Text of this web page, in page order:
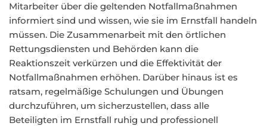
Mitarbeiter über die geltenden Notfallmaßnahmen
informiert sind und wissen, wie sie im Ernstfall handeln
müssen. Die Zusammenarbeit mit den örtlichen
Rettungsdiensten und Behörden kann die
Reaktionszeit verkürzen und die Effektivität der
Notfallmaßnahmen erhöhen. Darüber hinaus ist es
ratsam, regelmäßige Schulungen und Übungen
durchzuführen, um sicherzustellen, dass alle
Beteiligten im Ernstfall ruhig und professionell